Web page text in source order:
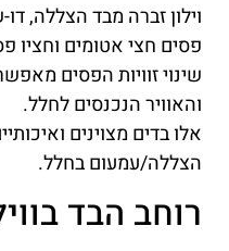
וילון זברה מבד הצללה,
פסים חצי אטומים וחציו
שינוי זוויות הפסים
והאוויר הנכנסים לחלל.
אלו בדים מצוינים
הצללה/עמעום בחלל.
רוחב הבד